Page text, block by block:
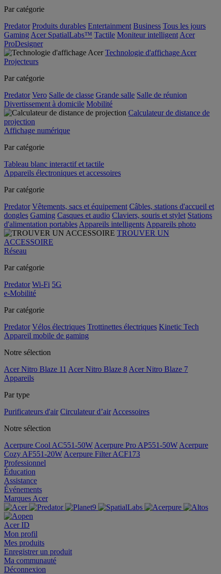
Par catégorie
Predator Produits durables Entertainment Business Tous les jours
Gaming Acer SpatialLabs™ Tactile Moniteur intelligent Acer
ProDesigner
Technologie d'affichage Acer
Projecteurs
Par catégorie
Predator Vero Salle de classe Grande salle Salle de réunion
Divertissement à domicile Mobilité
Calculateur de distance de
projection
Affichage numérique
Par catégorie
Tableau blanc interactif et tactile
Appareils électroniques et accessoires
Par catégorie
Predator Vêtements, sacs et équipement Câbles, stations d'accueil et
dongles Gaming Casques et audio Claviers, souris et stylet Stations
d'alimentation portables Appareils intelligents Appareils photo
TROUVER UN
ACCESSOIRE
Réseau
Par catégorie
Predator Wi-Fi 5G
e-Mobilité
Par catégorie
Predator Vélos électriques Trottinettes électriques Kinetic Tech
Appareil mobile de gaming
Notre sélection
Acer Nitro Blaze 11 Acer Nitro Blaze 8 Acer Nitro Blaze 7
Appareils
Par type
Purificateurs d'air Circulateur d’air Accessoires
Notre sélection
Acerpure Cool AC551-50W Acerpure Pro AP551-50W Acerpure
Cozy AF551-20W Acerpure Filter ACF173
Professionnel
Éducation
Assistance
Événements
Marques Acer
Acer ID
Mon profil
Mes produits
Enregistrer un produit
Ma communauté
Déconnexion